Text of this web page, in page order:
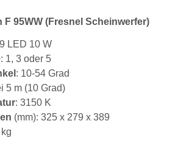
F 95WW (Fresnel Scheinwerfer)
LED 10 W
: 1, 3 oder 5
: 10-54 Grad
5 m (10 Grad)
: 3150 K
(mm): 325 x 279 x 389